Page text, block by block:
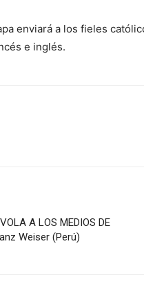
enviará a los fieles
e inglés.
A LOS MEDIOS DE
Weiser (Perú)